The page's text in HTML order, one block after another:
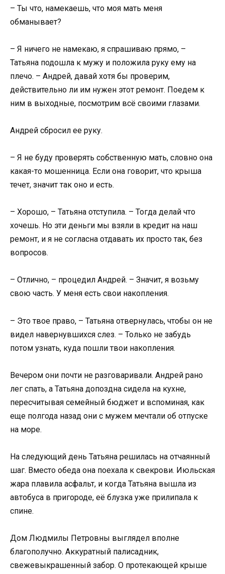
– Ты что, намекаешь, что моя мать меня
обманывает?
– Я ничего не намекаю, я спрашиваю прямо, –
Татьяна подошла к мужу и положила руку ему на
плечо. – Андрей, давай хотя бы проверим,
действительно ли им нужен этот ремонт. Поедем к
ним в выходные, посмотрим всё своими глазами.
Андрей сбросил ее руку.
– Я не буду проверять собственную мать, словно она
какая-то мошенница. Если она говорит, что крыша
течет, значит так оно и есть.
– Хорошо, – Татьяна отступила. – Тогда делай что
хочешь. Но эти деньги мы взяли в кредит на наш
ремонт, и я не согласна отдавать их просто так, без
вопросов.
– Отлично, – процедил Андрей. – Значит, я возьму
свою часть. У меня есть свои накопления.
– Это твое право, – Татьяна отвернулась, чтобы он не
видел навернувшихся слез. – Только не забудь
потом узнать, куда пошли твои накопления.
Вечером они почти не разговаривали. Андрей рано
лег спать, а Татьяна допоздна сидела на кухне,
пересчитывая семейный бюджет и вспоминая, как
еще полгода назад они с мужем мечтали об отпуске
на море.
На следующий день Татьяна решилась на отчаянный
шаг. Вместо обеда она поехала к свекрови. Июльская
жара плавила асфальт, и когда Татьяна вышла из
автобуса в пригороде, её блузка уже прилипала к
спине.
Дом Людмилы Петровны выглядел вполне
благополучно. Аккуратный палисадник,
свежевыкрашенный забор. О протекающей крыше